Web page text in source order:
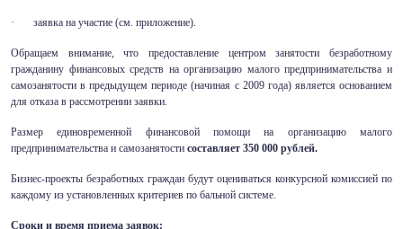
· заявка на участие (см. приложение).
Обращаем внимание, что предоставление центром занятости безработному
гражданину финансовых средств на организацию малого предпринимательства и
самозанятости в предыдущем периоде (начиная с 2009 года) является основанием
для отказа в рассмотрении заявки.
Размер единовременной финансовой помощи на организацию малого
предпринимательства и самозанятости составляет 350 000 рублей.
Бизнес-проекты безработных граждан будут оцениваться конкурсной комиссией по
каждому из установленных критериев по бальной системе.
Сроки и время приема заявок: